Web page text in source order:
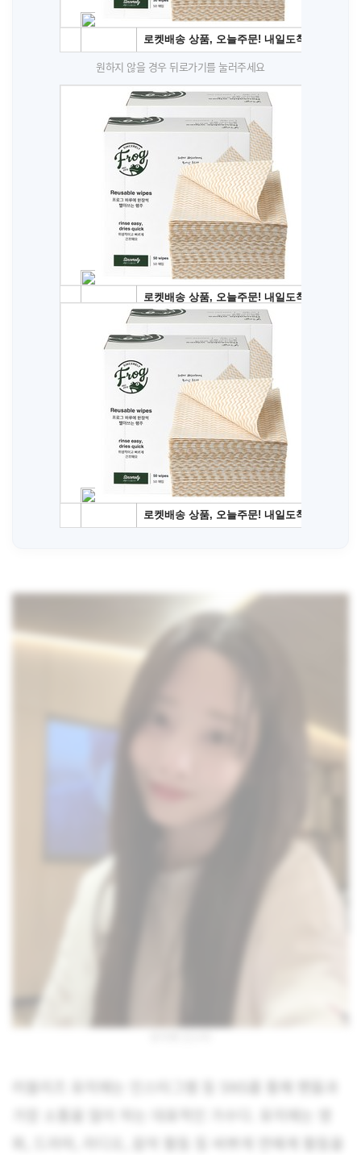
원하지 않을 경우 뒤로가기를 눌러주세요
러블리즈 유지애는 인스타그램 등 SNS를 통해 팬들과
가장 소통을 많이 하는 대표적인 가수다. 유지애는 영
화, 드라마, 라디오, 음악 활동 등 바쁘게 연예계 활동을